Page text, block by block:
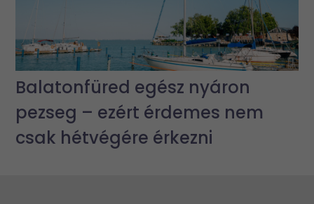
Balatonfüred egész nyáron
pezseg – ezért érdemes nem
csak hétvégére érkezni